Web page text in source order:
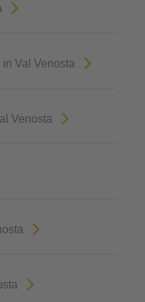
Val Venosta
Venosta